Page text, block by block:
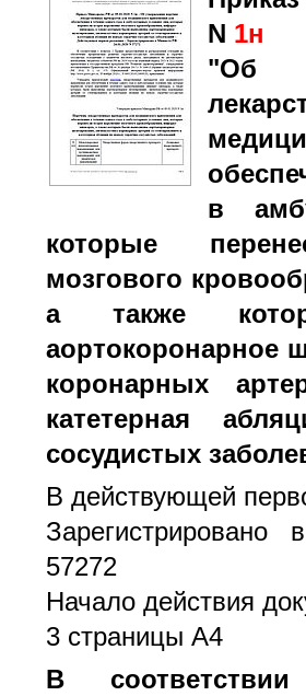
N 1н
"Об
в
которые
мозгового
а также
аортокоронарное
коронарных
катетерная
сосудистых
В действующей
57272
Начало действия
3 страницы А4
В соответствии